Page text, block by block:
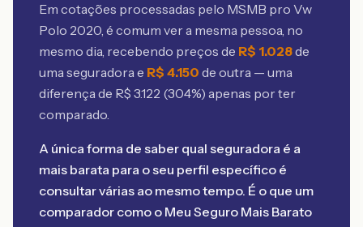
Em cotações processadas pelo MSMB pro Vw
Polo 2020, é comum ver a mesma pessoa, no
mesmo dia, recebendo preços de R$ 1.028de
uma seguradora e R$ 4.150 de outra — uma
diferença de R$ 3.122 (304%) apenas por ter
comparado.
A única forma de saber qual seguradora é a
mais barata para o seu perfil específico é
consultar várias ao mesmo tempo. É o que um
comparador como o Meu Seguro Mais Barato